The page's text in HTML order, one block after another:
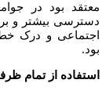
معتقد بود در
دسترسی بیشتر و
اجتماعی و درک
بود.
استفاده از تمام